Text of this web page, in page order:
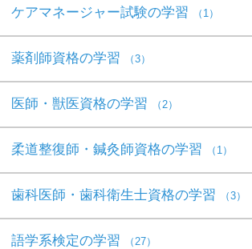
ケアマネージャー試験の学習 （1）
薬剤師資格の学習 （3）
医師・獣医資格の学習 （2）
柔道整復師・鍼灸師資格の学習 （1）
歯科医師・歯科衛生士資格の学習 （3）
語学系検定の学習 （27）